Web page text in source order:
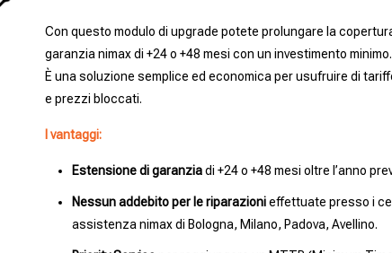
Con questo modulo di upgrade potete prolungare la
garanzia nimax di +24 o +48 mesi con un investimento minimo.
È una soluzione semplice ed economica per usufruire di
e prezzi bloccati.
I vantaggi:
Estensione di garanziadi +24 o +48 mesi oltre l’anno
Nessun addebito per le riparazionieffettuate presso i
assistenza nimax di Bologna, Milano, Padova, Avellino.